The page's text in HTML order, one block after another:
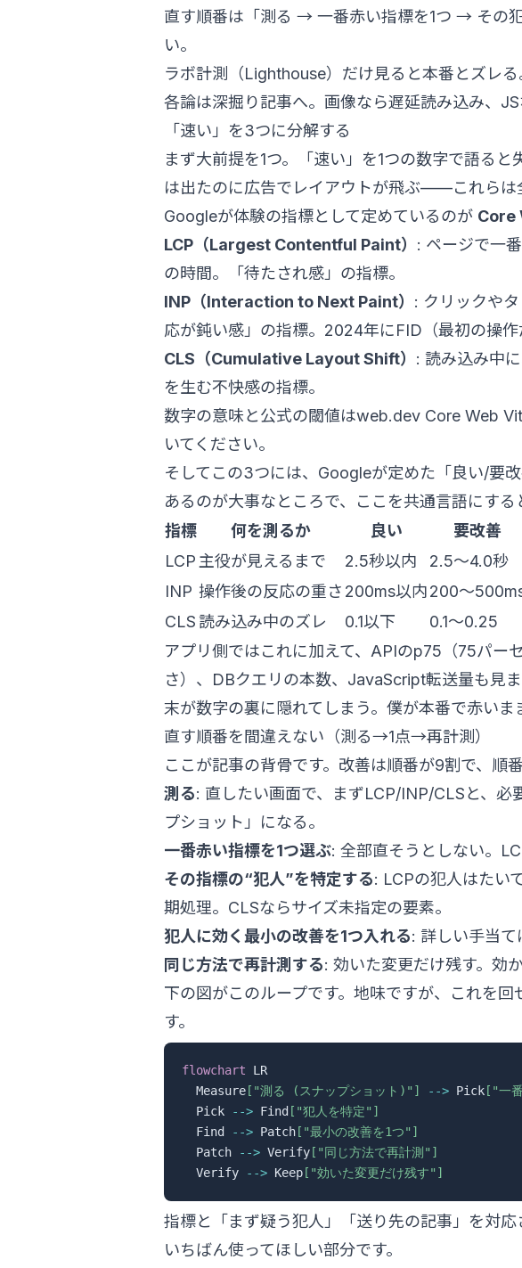
直す順番は「測る → 一番赤い指標を1つ → その
い。
ラボ計測（Lighthouse）だけ見ると本番とズレる
各論は深掘り記事へ。画像なら遅延読み込み、
「速い」を3つに分解する
まず大前提を1つ。「速い」を1つの数字で語る
は出たのに広告でレイアウトが飛ぶ——これらは
Googleが体験の指標として定めているのが Core
LCP（Largest Contentful Paint） : ページで一
の時間。「待たされ感」の指標。
INP（Interaction to Next Paint） : クリックや
応が鈍い感」の指標。2024年にFID（最初の操作
CLS（Cumulative Layout Shift） : 読み込み中
を生む不快感の指標。
数字の意味と公式の閾値はweb.dev Core Web
いてください。
そしてこの3つには、Googleが定めた「良い/要
あるのが大事なところで、ここを共通言語にする
指標
何を測るか 良い 要改善
LCP 主役が見えるまで 2.5秒以内 2.5〜4.0秒
INP 操作後の反応の重さ 200ms以内200〜
CLS読み込み中のズレ 0.1以下 0.1〜0.25
アプリ側ではこれに加えて、APIのp75（75パー
さ）、DBクエリの本数、JavaScript転送量も見
末が数字の裏に隠れてしまう。僕が本番で赤いま
直す順番を間違えない（測る→1点→再計測）
ここが記事の背骨です。改善は順番が9割で、順
測る: 直したい画面で、まずLCP/INP/CLSと、
プショット」になる。
一番赤い指標を1つ選ぶ: 全部直そうとしない。
その指標の“犯人”を特定する: LCPの犯人はたい
期処理。CLSならサイズ未指定の要素。
犯人に効く最小の改善を1つ入れる: 詳しい手当て
同じ方法で再計測する: 効いた変更だけ残す。効
下の図がこのループです。地味ですが、これを
す。
flowchart LR
  Measure
["測る (スナップショット)"] --> Pick ["一
  Pick
--> Find ["犯人を特定"]
  Find
--> Patch ["最小の改善を1つ"]
  Patch
--> Verify ["同じ方法で再計測"]
  Verify
--> Keep ["効いた変更だけ残す"]
指標と「まず疑う犯人」「送り先の記事」を対
いちばん使ってほしい部分です。